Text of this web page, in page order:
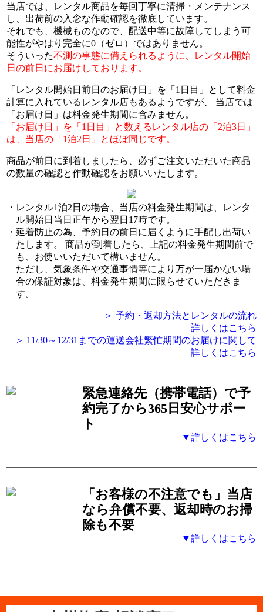
当店では、レンタル商品を毎回丁寧に清掃・メンテナンス
し、出荷前の入念な作動確認を徹底しています。
それでも、機械ものなので、配送中等に故障してしまう可
能性がやはり完全に0（ゼロ）ではありません。
そういった不測の事態に備えられるように、レンタル開始
日の前日にお届けしております。
「レンタル開始日前日のお届け日」を「1日目」として料金
計算に入れているレンタル店もあるようですが、 当店では
「お届け日」は料金発生期間に含みません。
「お届け日」を「1日目」と数えるレンタル店の「2泊3日」
は、当店の「1泊2日」とほぼ同じです。
商品が前日に到着しましたら、必ずご注文いただいた商品
の数量の確認と作動確認をお願いいたします。
レンタル1泊2日の場合、当店の料金発生期間は、レンタ
ル開始日当日正午から翌日17時です。
延着防止の為、予約日の前日に届くように手配し出荷い
たします。 商品が到着したら、上記の料金発生期間前で
も、お使いいただいて構いません。
ただし、気象条件や交通事情等により万が一届かない場
合の保証対象は、料金発生期間に限らせていただきま
す。
＞ 予約・返却方法とレンタルの流れ
詳しくはこちら
＞ 11/30～12/31までの運送会社繁忙期間のお届けに関して
詳しくはこちら
緊急連絡先（携帯電話） で予
約完了から365日安心サポー
ト
▼詳しくはこちら
「お客様の不注意でも」 当店
なら弁償不要、返却時のお掃
除も不要
▼詳しくはこちら